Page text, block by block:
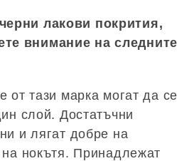
лакови покрития,
внимание на следните
от тази марка могат да се
слой. Достатъчни
и лягат добре на
на нокътя. Принадлежат